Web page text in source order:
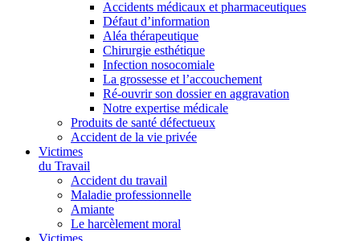
Accidents médicaux et pharmaceutiques
Défaut d’information
Aléa thérapeutique
Chirurgie esthétique
Infection nosocomiale
La grossesse et l’accouchement
Ré-ouvrir son dossier en aggravation
Notre expertise médicale
Produits de santé défectueux
Accident de la vie privée
Victimes
du Travail
Accident du travail
Maladie professionnelle
Amiante
Le harcèlement moral
Victimes